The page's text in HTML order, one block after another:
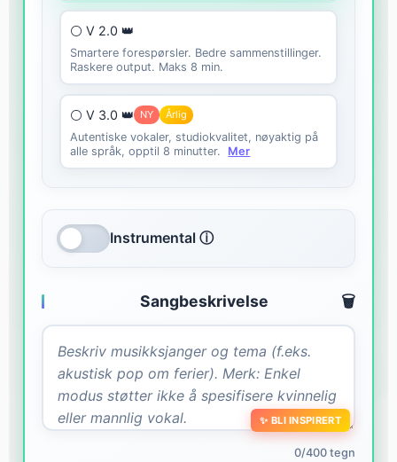
⚪ V 2.0 👑
Smartere forespørsler. Bedre sammenstillinger.
Raskere output. Maks 8 min.
⚪ V 3.0 👑 NY Årlig
Autentiske vokaler, studiokvalitet, nøyaktig på
alle språk, opptil 8 minutter.
Mer
Instrumental ⓘ
Sangbeskrivelse 🗑️
✨ BLI INSPIRERT
0/400 tegn